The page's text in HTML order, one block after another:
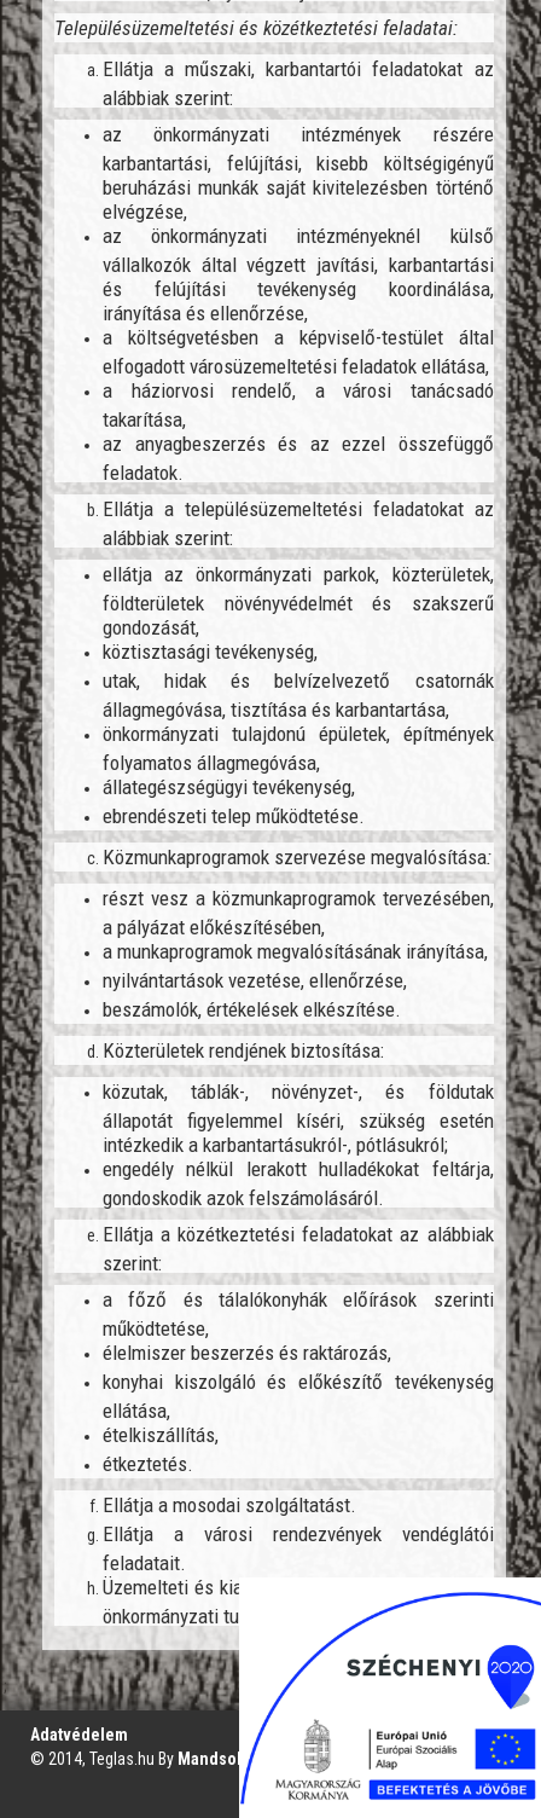
Településüzemeltetési és közétkeztetési feladatai:
Ellátja a műszaki, karbantartói feladatokat az
alábbiak szerint:
az önkormányzati intézmények részére
karbantartási, felújítási, kisebb költségigényű
beruházási munkák saját kivitelezésben történő
elvégzése,
az önkormányzati intézményeknél külső
vállalkozók által végzett javítási, karbantartási
és felújítási tevékenység koordinálása,
irányítása és ellenőrzése,
a költségvetésben a képviselő-testület által
elfogadott városüzemeltetési feladatok ellátása,
a háziorvosi rendelő, a városi tanácsadó
takarítása,
az anyagbeszerzés és az ezzel összefüggő
feladatok.
Ellátja a településüzemeltetési feladatokat az
alábbiak szerint:
ellátja az önkormányzati parkok, közterületek,
földterületek növényvédelmét és szakszerű
gondozását,
köztisztasági tevékenység,
utak, hidak és belvízelvezető csatornák
állagmegóvása, tisztítása és karbantartása,
önkormányzati tulajdonú épületek, építmények
folyamatos állagmegóvása,
állategészségügyi tevékenység,
ebrendészeti telep működtetése.
Közmunkaprogramok szervezése megvalósítása:
részt vesz a közmunkaprogramok tervezésében,
a pályázat előkészítésében,
a munkaprogramok megvalósításának irányítása,
nyilvántartások vezetése, ellenőrzése,
beszámolók, értékelések elkészítése.
Közterületek rendjének biztosítása:
közutak, táblák-, növényzet-, és földutak
állapotát figyelemmel kíséri, szükség esetén
intézkedik a karbantartásukról-, pótlásukról;
engedély nélkül lerakott hulladékokat feltárja,
gondoskodik azok felszámolásáról.
Ellátja a közétkeztetési feladatokat az alábbiak
szerint:
a főző és tálalókonyhák előírások szerinti
működtetése,
élelmiszer beszerzés és raktározás,
konyhai kiszolgáló és előkészítő tevékenység
ellátása,
ételkiszállítás,
étkeztetés.
Ellátja a mosodai szolgáltatást.
Ellátja a városi rendezvények vendéglátói
feladatait.
Üzemelteti és kiadja a – másnak át nem adott –
önkormányzati tulajdonú ingatlanokat.
';
Adatvédelem
© 2014, Teglas.hu By Mandsol.com
VAKBARÁT VERZIÓ